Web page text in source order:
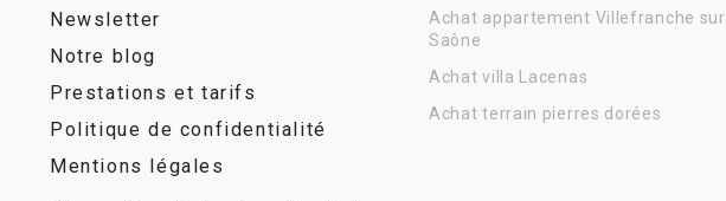
Newsletter
Notre blog
Prestations et tarifs
Politique de confidentialité
Mentions légales
Achat appartement Villefranche sur
Saône
Achat villa Lacenas
Achat terrain pierres dorées